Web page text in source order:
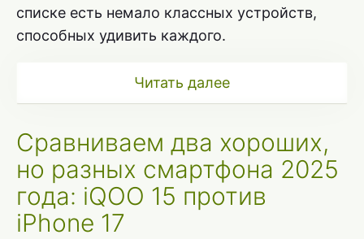
списке есть немало классных устройств,
способных удивить каждого.
Читать далее
Сравниваем два хороших,
но разных смартфона 2025
года: iQOO 15 против
iPhone 17